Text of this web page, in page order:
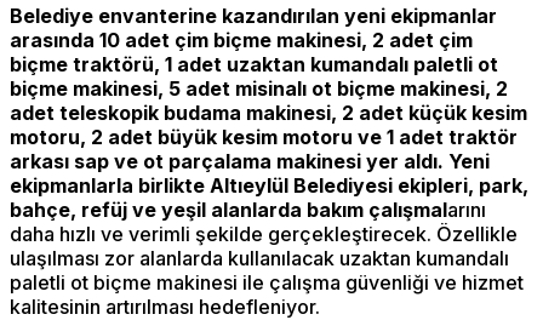
Belediye envanterine kazandırılan yeni ekipmanlar
arasında 10 adet çim biçme makinesi, 2 adet çim
biçme traktörü, 1 adet uzaktan kumandalı paletli ot
biçme makinesi, 5 adet misinalı ot biçme makinesi, 2
adet teleskopik budama makinesi, 2 adet küçük kesim
motoru, 2 adet büyük kesim motoru ve 1 adet traktör
arkası sap ve ot parçalama makinesi yer aldı. Yeni
ekipmanlarla birlikte Altıeylül Belediyesi ekipleri, park,
bahçe, refüj ve yeşil alanlarda bakım çalışmalarını
daha hızlı ve verimli şekilde gerçekleştirecek. Özellikle
ulaşılması zor alanlarda kullanılacak uzaktan kumandalı
paletli ot biçme makinesi ile çalışma güvenliği ve hizmet
kalitesinin artırılması hedefleniyor.